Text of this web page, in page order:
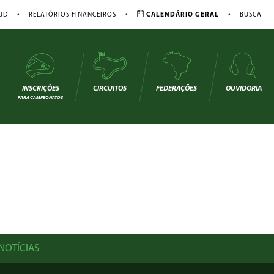
• RELATÓRIOS FINANCEIROS • CALENDÁRIO GERAL • BUSCA
INSCRIÇÕES
PARA CAMPEONATOS
CIRCUITOS FEDERAÇÕES OUVIDORIA